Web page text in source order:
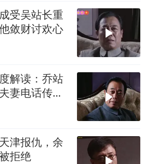
受吴站长重
敛财讨欢心
解读：乔站
妻电话传情
津报仇，余
拒绝